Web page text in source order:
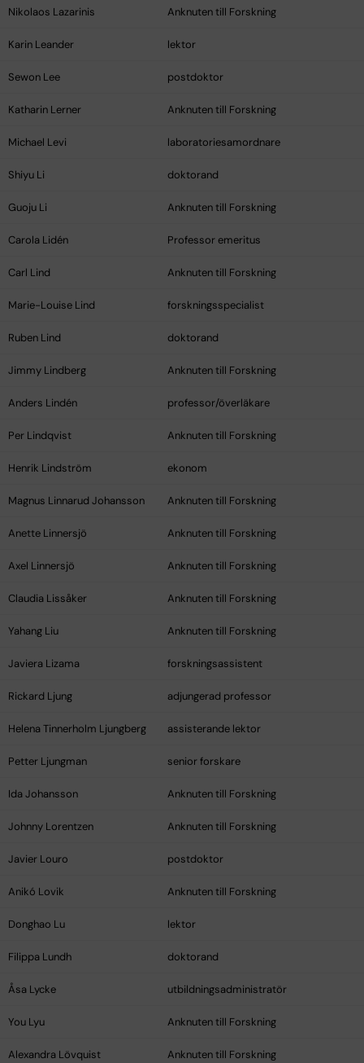
Nikolaos Lazarinis Anknuten till Forskning
Karin Leander lektor
Sewon Lee postdoktor
Katharin Lerner Anknuten till Forskning
Michael Levi laboratoriesamordnare
Shiyu Li doktorand
Guoju Li Anknuten till Forskning
Carola Lidén Professor emeritus
Carl Lind Anknuten till Forskning
Marie-Louise Lind forskningsspecialist
Ruben Lind doktorand
Jimmy Lindberg Anknuten till Forskning
Anders Lindén professor/överläkare
Per Lindqvist Anknuten till Forskning
Henrik Lindström ekonom
Magnus Linnarud Johansson Anknuten till Forskning
Anette Linnersjö Anknuten till Forskning
Axel Linnersjö Anknuten till Forskning
Claudia Lissåker Anknuten till Forskning
Yahang Liu Anknuten till Forskning
Javiera Lizama forskningsassistent
Rickard Ljung adjungerad professor
Helena Tinnerholm Ljungberg assisterande lektor
Petter Ljungman senior forskare
Ida Johansson Anknuten till Forskning
Johnny Lorentzen Anknuten till Forskning
Javier Louro postdoktor
Anikó Lovik Anknuten till Forskning
Donghao Lu lektor
Filippa Lundh doktorand
Åsa Lycke utbildningsadministratör
You Lyu Anknuten till Forskning
Alexandra Lövquist Anknuten till Forskning